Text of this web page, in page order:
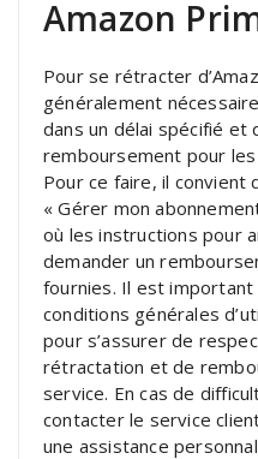
Amazon
Pour se rétracter
généralement
dans un délai spécifié et
remboursement pour
Pour ce faire, il convient
« Gérer mon
où les instructions pour
demander un
fournies. Il est
conditions générales
pour s’assurer de
rétractation et de
service. En cas de
contacter le service
une assistance